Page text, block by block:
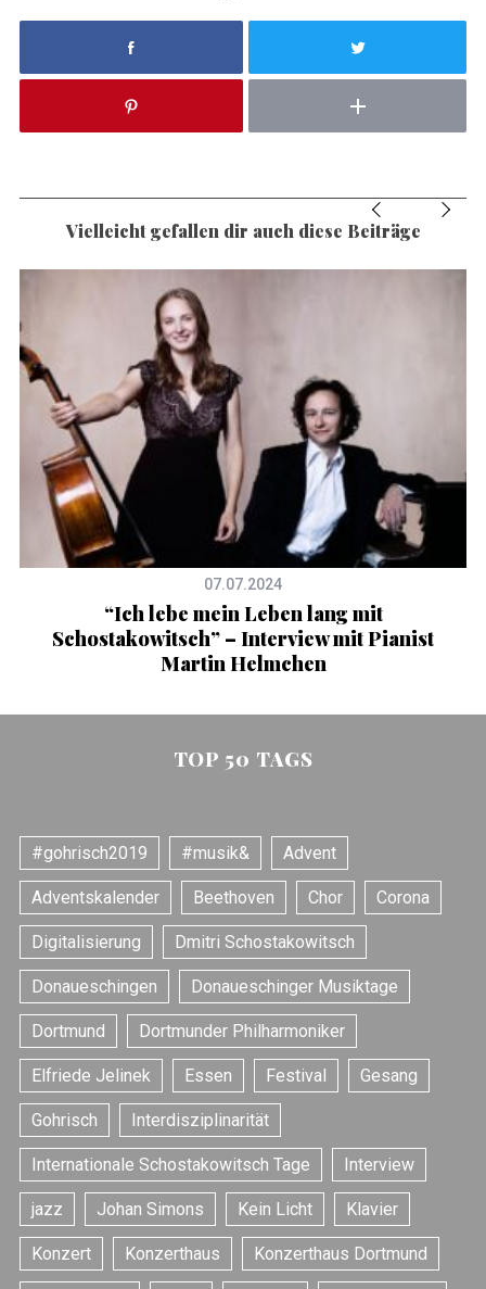
Vielleicht gefallen dir auch diese Beiträge
07.07.2024
“Ich lebe mein Leben lang mit
Schostakowitsch” – Interview mit Pianist
Martin Helmchen
TOP 50 TAGS
#gohrisch2019 #musik& Advent
Adventskalender Beethoven Chor Corona
Digitalisierung Dmitri Schostakowitsch
Donaueschingen Donaueschinger Musiktage
Dortmund Dortmunder Philharmoniker
Elfriede Jelinek Essen Festival Gesang
Gohrisch Interdisziplinarität
Internationale Schostakowitsch Tage Interview
jazz Johan Simons Kein Licht Klavier
Konzert Konzerthaus Konzerthaus Dortmund